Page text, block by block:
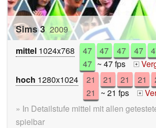
Sims 3 2009
mittel 1024x768 47 47 47 47
47 ~ 47 fps +
hoch 1280x1024 21 21 21 21
21
~ 21 fps +
» In Detailstufe mittel mit allen
spielbar